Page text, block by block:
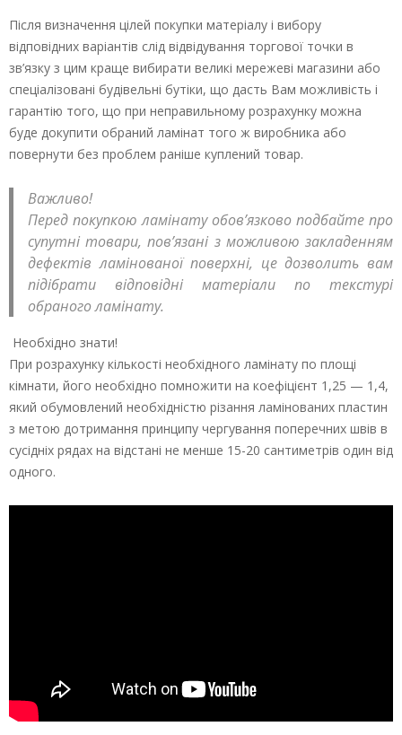
Після визначення цілей покупки матеріалу і вибору
відповідних варіантів слід відвідування торгової точки в
зв’язку з цим краще вибирати великі мережеві магазини або
спеціалізовані будівельні бутіки, що дасть Вам можливість і
гарантію того, що при неправильному розрахунку можна
буде докупити обраний ламінат того ж виробника або
повернути без проблем раніше куплений товар.
Важливо!
Перед покупкою ламінату обов’язково подбайте про
супутні товари, пов’язані з можливою закладенням
дефектів ламінованої поверхні, це дозволить вам
підібрати відповідні матеріали по текстурі
обраного ламінату.
Необхідно знати!
При розрахунку кількості необхідного ламінату по площі
кімнати, його необхідно помножити на коефіцієнт 1,25 — 1,4,
який обумовлений необхідністю різання ламінованих пластин
з метою дотримання принципу чергування поперечних швів в
сусідніх рядах на відстані не менше 15-20 сантиметрів один від
одного.